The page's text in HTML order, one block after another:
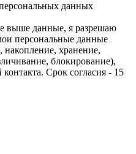
данных
выше данные, я разрешаю
персональные данные
накопление, хранение,
блокирование),
Срок согласия - 15